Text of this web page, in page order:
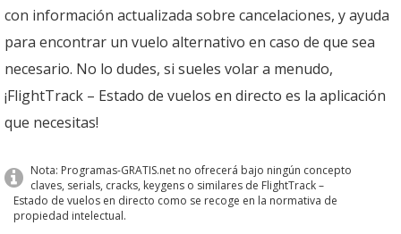
con información actualizada sobre cancelaciones, y ayuda
para encontrar un vuelo alternativo en caso de que sea
necesario. No lo dudes, si sueles volar a menudo,
¡FlightTrack – Estado de vuelos en directo es la aplicación
que necesitas!
Nota: Programas-GRATIS.net no ofrecerá bajo ningún concepto
claves, serials, cracks, keygens o similares de FlightTrack –
Estado de vuelos en directo como se recoge en la normativa de
propiedad intelectual.